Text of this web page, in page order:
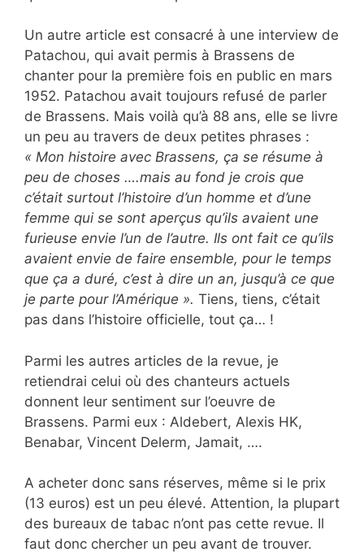
Un autre article est consacré à une interview de
Patachou, qui avait permis à Brassens de
chanter pour la première fois en public en mars
1952. Patachou avait toujours refusé de parler
de Brassens. Mais voilà qu’à 88 ans, elle se livre
un peu au travers de deux petites phrases :
« Mon histoire avec Brassens, ça se résume à
peu de choses ….mais au fond je crois que
c’était surtout l’histoire d’un homme et d’une
femme qui se sont aperçus qu’ils avaient une
furieuse envie l’un de l’autre. Ils ont fait ce qu’ils
avaient envie de faire ensemble, pour le temps
que ça a duré, c’est à dire un an, jusqu’à ce que
je parte pour l’Amérique ». Tiens, tiens, c’était
pas dans l’histoire officielle, tout ça… !
Parmi les autres articles de la revue, je
retiendrai celui où des chanteurs actuels
donnent leur sentiment sur l’oeuvre de
Brassens. Parmi eux : Aldebert, Alexis HK,
Benabar, Vincent Delerm, Jamait, ….
A acheter donc sans réserves, même si le prix
(13 euros) est un peu élevé. Attention, la plupart
des bureaux de tabac n’ont pas cette revue. Il
faut donc chercher un peu avant de trouver.